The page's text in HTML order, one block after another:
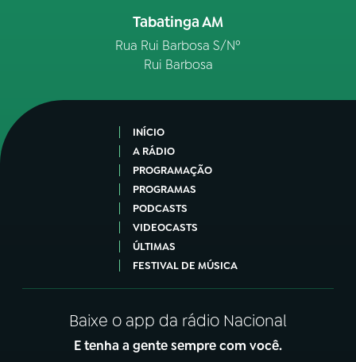
Tabatinga AM
Rua Rui Barbosa S/Nº
Rui Barbosa
INÍCIO
A RÁDIO
PROGRAMAÇÃO
PROGRAMAS
PODCASTS
VIDEOCASTS
ÚLTIMAS
FESTIVAL DE MÚSICA
Baixe o app da rádio Nacional
E tenha a gente sempre com você.